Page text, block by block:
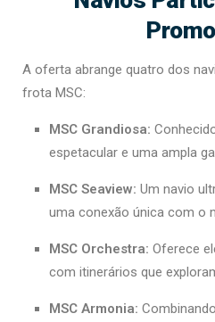
A oferta abrange quatro dos
frota MSC:
MSC Grandiosa:
espetacular e uma ampla
MSC Seaview: Um navio
uma conexão única com o
MSC Orchestra: Oferece
com itinerários que
MSC Armonia: